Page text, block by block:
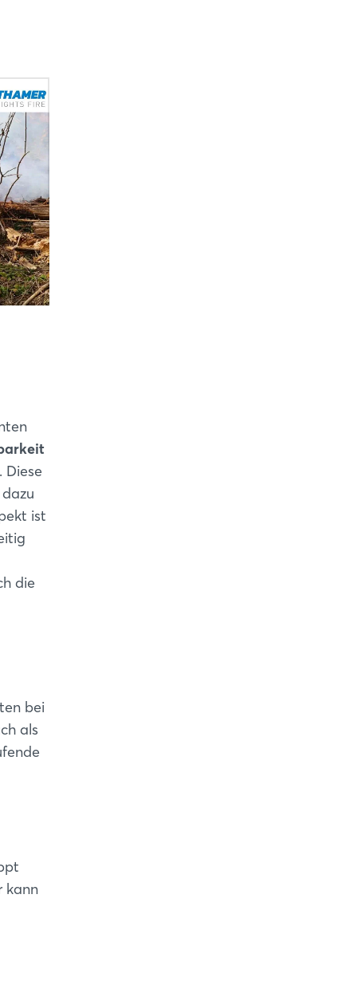
Diese
ist
die
bei
als
kann